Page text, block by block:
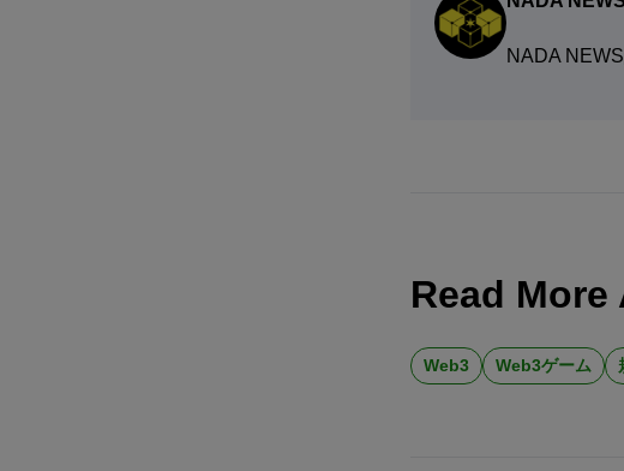
NADA
Read More
Web3 Web3ゲーム